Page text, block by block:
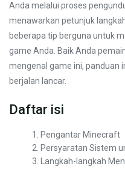
Anda melalui proses
menawarkan petunjuk
beberapa tip berguna untuk
game Anda. Baik Anda
mengenal game ini, panduan
berjalan lancar.
Daftar isi
Pengantar Minecraft
Persyaratan Sistem
Langkah-langkah